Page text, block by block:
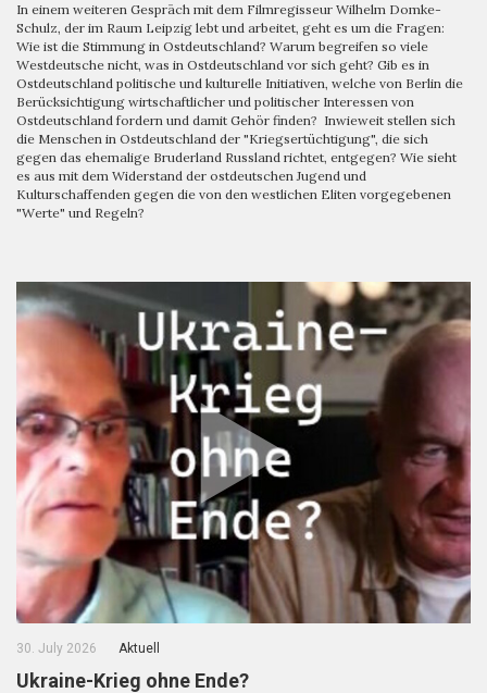
In einem weiteren Gespräch mit dem Filmregisseur Wilhelm Domke-
Schulz, der im Raum Leipzig lebt und arbeitet, geht es um die Fragen:
Wie ist die Stimmung in Ostdeutschland? Warum begreifen so viele
Westdeutsche nicht, was in Ostdeutschland vor sich geht? Gib es in
Ostdeutschland politische und kulturelle Initiativen, welche von Berlin die
Berücksichtigung wirtschaftlicher und politischer Interessen von
Ostdeutschland fordern und damit Gehör finden? Inwieweit stellen sich
die Menschen in Ostdeutschland der "Kriegsertüchtigung", die sich
gegen das ehemalige Bruderland Russland richtet, entgegen? Wie sieht
es aus mit dem Widerstand der ostdeutschen Jugend und
Kulturschaffenden gegen die von den westlichen Eliten vorgegebenen
"Werte" und Regeln?
30. July 2026 Aktuell
Ukraine-Krieg ohne Ende?